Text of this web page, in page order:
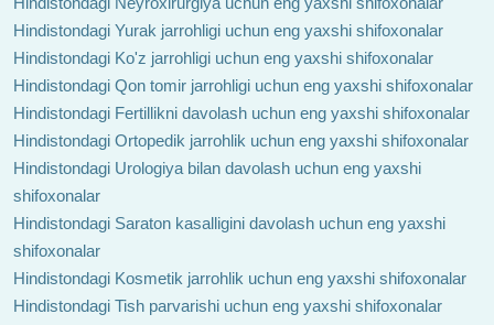
Hindistondagi Yurak jarrohligi uchun eng yaxshi shifoxonalar
Hindistondagi Ko'z jarrohligi uchun eng yaxshi shifoxonalar
Hindistondagi Qon tomir jarrohligi uchun eng yaxshi shifoxonalar
Hindistondagi Fertillikni davolash uchun eng yaxshi shifoxonalar
Hindistondagi Ortopedik jarrohlik uchun eng yaxshi shifoxonalar
Hindistondagi Urologiya bilan davolash uchun eng yaxshi
shifoxonalar
Hindistondagi Saraton kasalligini davolash uchun eng yaxshi
shifoxonalar
Hindistondagi Kosmetik jarrohlik uchun eng yaxshi shifoxonalar
Hindistondagi Tish parvarishi uchun eng yaxshi shifoxonalar